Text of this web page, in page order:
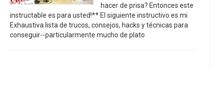
hacer de prisa? Entonces este
instructable es para usted!** El siguiente instructivo es mi
Exhaustiva lista de trucos, consejos, hacks y técnicas para
conseguir--particularmente mucho de plato